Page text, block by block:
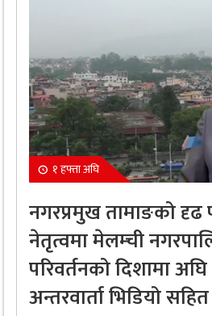
१ हफ्ता अघि
नगरप्रमुख तामाङको
नेतृत्वमा मेलम्ची
परिवर्तनको दिशामा
अन्तरवार्ता भिडियो सहित